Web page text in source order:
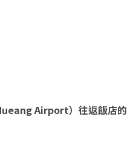
Airport）往返飯店的